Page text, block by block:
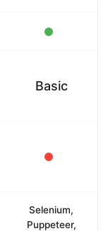
Basic
Selenium,
Puppeteer,